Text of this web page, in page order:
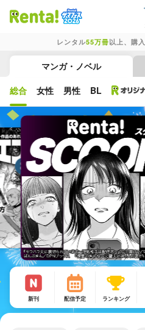
レンタル55万冊以上、購入
マンガ・ノベル
総合 女性 男性 BL
新刊 配信予定 ランキング